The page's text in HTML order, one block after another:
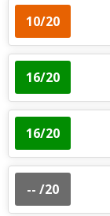
10/20
16/20
16/20
-- /20